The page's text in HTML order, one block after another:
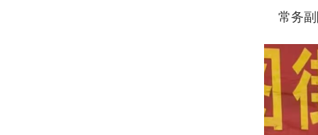
常务副院